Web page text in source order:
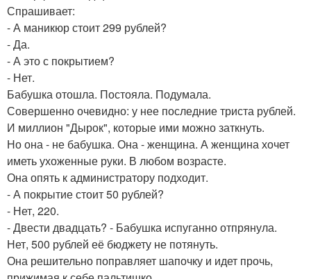
Спрашивает:
- А маникюр стоит 299 рублей?
- Да.
- А это с покрытием?
- Нет.
Бабушка отошла. Постояла. Подумала.
Совершенно очевидно: у нее последние триста рублей.
И миллион "Дырок", которые ими можно заткнуть.
Но она - не бабушка. Она - женщина. А женщина хочет
иметь ухоженные руки. В любом возрасте.
Она опять к администратору подходит.
- А покрытие стоит 50 рублей?
- Нет, 220.
- Двести двадцать? - Бабушка испуганно отпрянула.
Нет, 500 рублей её бюджету не потянуть.
Она решительно поправляет шапочку и идет прочь,